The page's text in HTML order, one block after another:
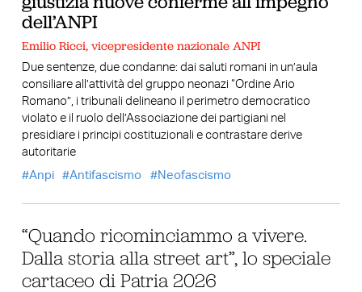
dell’ANPI
Emilio Ricci, vicepresidente nazionale ANPI
Due sentenze, due condanne: dai saluti romani in un’aula
consiliare all’attività del gruppo neonazi “Ordine Ario
Romano”, i tribunali delineano il perimetro democratico
violato e il ruolo dell’Associazione dei partigiani nel
presidiare i principi costituzionali e contrastare derive
autoritarie
Anpi
Antifascismo Neofascismo
“Quando ricominciammo a vivere.
Dalla storia alla street art”, lo speciale
cartaceo di Patria 2026